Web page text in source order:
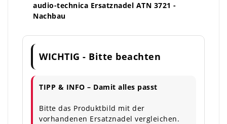
audio-technica Ersatznadel ATN 3721 -
Nachbau
WICHTIG - Bitte beachten
TIPP & INFO – Damit alles passt
Bitte das Produktbild mit der
vorhandenen Ersatznadel vergleichen.